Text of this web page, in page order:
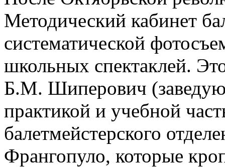
Методический кабинет
систематической
школьных спектаклей.
Б.М. Шиперович
практикой и учебной
балетмейстерского
Франгопуло, которые